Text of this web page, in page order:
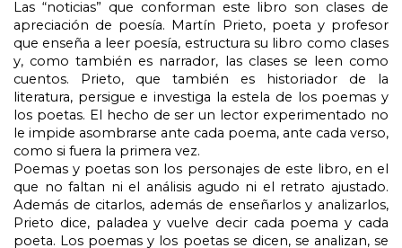
Las “noticias” que conforman este libro son clases de
apreciación de poesía. Martín Prieto, poeta y profesor
que enseña a leer poesía, estructura su libro como clases
y, como también es narrador, las clases se leen como
cuentos. Prieto, que también es historiador de la
literatura, persigue e investiga la estela de los poemas y
los poetas. El hecho de ser un lector experimentado no
le impide asombrarse ante cada poema, ante cada verso,
como si fuera la primera vez.
Poemas y poetas son los personajes de este libro, en el
que no faltan ni el análisis agudo ni el retrato ajustado.
Además de citarlos, además de enseñarlos y analizarlos,
Prieto dice, paladea y vuelve decir cada poema y cada
poeta. Los poemas y los poetas se dicen, se analizan, se